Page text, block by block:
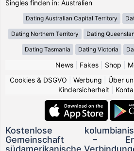
Singles finden in: Australien
Dating Australian Capital Territory
Dating Northern Territory Dating
Dating Tasmania Dating Victoria
News| Fakes| Shop
Cookies & DSGVO
Werbung Über
Kindersicherheit
Kostenlose
Gemeinschaft –
südamerikanische